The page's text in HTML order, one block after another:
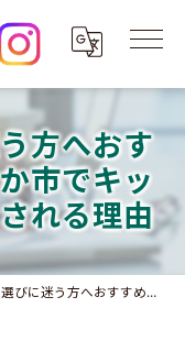
方へおす
市でキッ
れる理由
すめ茨城県ひたちなか市でキックボクシングが注目される理由